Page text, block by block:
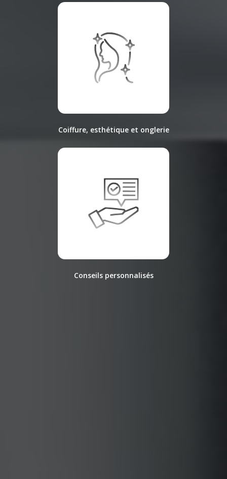
Coiffure, esthétique et onglerie
Conseils personnalisés